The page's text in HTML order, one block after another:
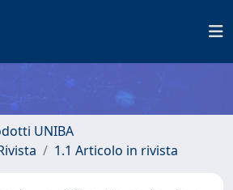
UNIBA
1.1 Articolo in rivista